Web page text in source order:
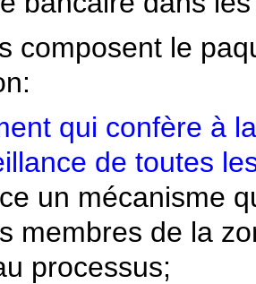
composent le
qui confère à
de toutes
un mécanisme
membres de la
processus;